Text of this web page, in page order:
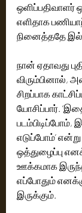
ஒளிப்பதிவாளர்
எளிதாக
நினைத்ததே
நான் ஏதாவது
விரும்பினால்,
சிறப்பாக
யோசிப்பார்.
எடுப்போம்’
ஒத்துழைப்பு
ஊக்கமாக
எப்போதும்
இருக்கும்.